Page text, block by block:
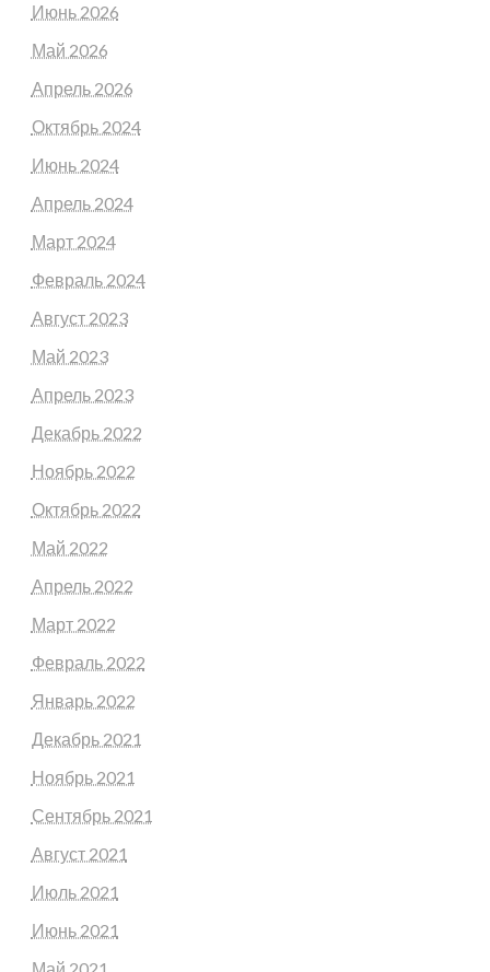
Июнь 2026
Май 2026
Апрель 2026
Октябрь 2024
Июнь 2024
Апрель 2024
Март 2024
Февраль 2024
Август 2023
Май 2023
Апрель 2023
Декабрь 2022
Ноябрь 2022
Октябрь 2022
Май 2022
Апрель 2022
Март 2022
Февраль 2022
Январь 2022
Декабрь 2021
Ноябрь 2021
Сентябрь 2021
Август 2021
Июль 2021
Июнь 2021